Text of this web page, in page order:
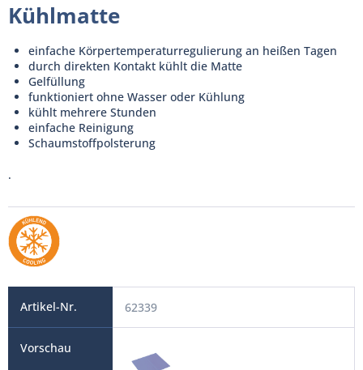
Kühlmatte
einfache Körpertemperaturregulierung an heißen Tagen
durch direkten Kontakt kühlt die Matte
Gelfüllung
funktioniert ohne Wasser oder Kühlung
kühlt mehrere Stunden
einfache Reinigung
Schaumstoffpolsterung
.
62339